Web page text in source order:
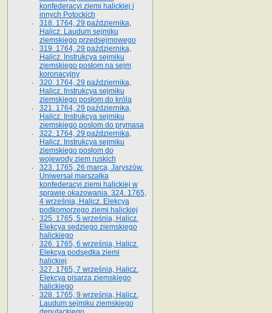
konfederacyi ziemi halickiej i
innych Potockich
318. 1764, 29 października,
Halicz. Laudum sejmiku
ziemskiego przedsejmowego
319. 1764, 29 października,
Halicz. Instrukcya sejmiku
ziemskiego posłom na sejm
koronacyjny
320. 1764, 29 października,
Halicz. Instrukcya sejmiku
ziemskiego posłom do króla
321. 1764, 29 października,
Halicz. Instrukcya sejmiku
ziemskiego posłom do prymasa
322. 1764, 29 października,
Halicz. Instrukcya sejmiku
ziemskiego posłom do
wojewody ziem ruskich
323. 1765, 26 marca, Jaryszów.
Uniwersał marszałka
konfederacyi ziemi halickiej w
sprawie okazowania. 324. 1765,
4 września, Halicz. Elekcya
podkomorzego ziemi halickiej
325. 1765, 5 września, Halicz.
Elekcya sędziego ziemskiego
halickiego
326. 1765, 6 września, Halicz.
Elekcya podsędka ziemi
halickiej
327. 1765, 7 września, Halicz.
Elekcya pisarza ziemskiego
halickiego
328. 1765, 9 września, Halicz.
Laudum sejmiku ziemskiego